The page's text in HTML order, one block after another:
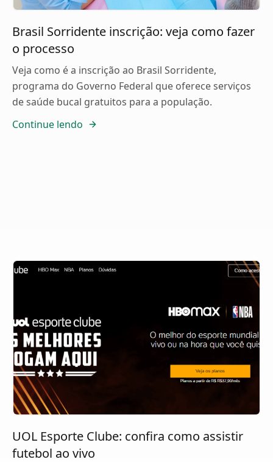
Brasil Sorridente inscrição: veja como fazer
o processo
Veja como é a inscrição ao Brasil Sorridente,
programa do Governo Federal que oferece serviços
de saúde bucal gratuitos para a população.
Continue lendo
UOL Esporte Clube: confira como assistir
futebol ao vivo